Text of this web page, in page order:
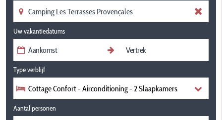
Uw vakantiedatums
Type verblijf
Cottage Confort - Airconditioning - 2 Slaapkamers
Aantal personen